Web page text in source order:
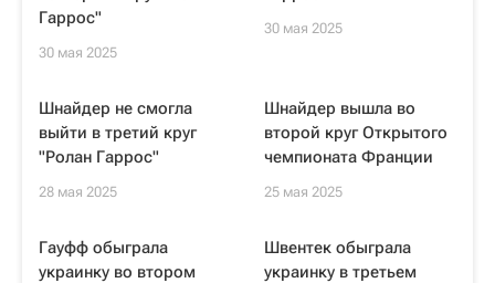
Гаррос"
30 мая 2025
30 мая 2025
Шнайдер не смогла
выйти в третий круг
"Ролан Гаррос"
28 мая 2025
Шнайдер вышла во
второй круг Открытого
чемпионата Франции
25 мая 2025
Гауфф обыграла
украинку во втором
Швентек обыграла
украинку в третьем